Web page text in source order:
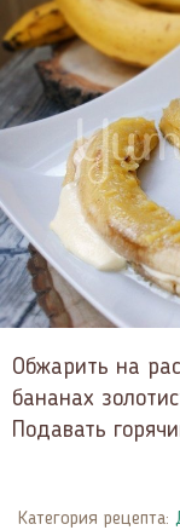
Обжарить на
бананах
Подавать
Категория рецепта: